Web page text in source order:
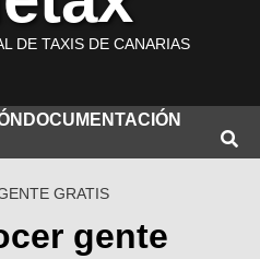
DE TAXIS DE CANARIAS
DOCUMENTACIÓN
GRATIS
gente